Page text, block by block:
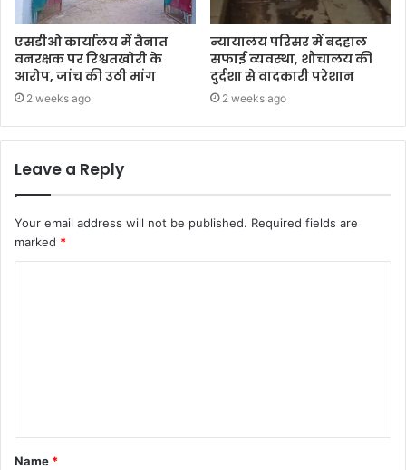
एसडीओ कार्यालय में तैनात
वनरक्षक पर रिश्वतखोरी के
आरोप, जांच की उठी मांग
2 weeks ago
न्यायालय परिसर में बदहाल
सफाई व्यवस्था, शौचालय की
दुर्दशा से वादकारी परेशान
2 weeks ago
Leave a Reply
Your email address will not be published. Required fields are
marked *
Name *